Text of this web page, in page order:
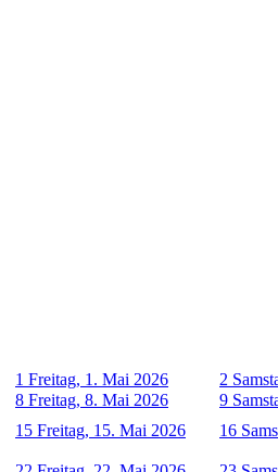
1 Freitag, 1. Mai 2026 2
8 Freitag, 8. Mai 2026 9
15 Freitag, 15. Mai 2026 16